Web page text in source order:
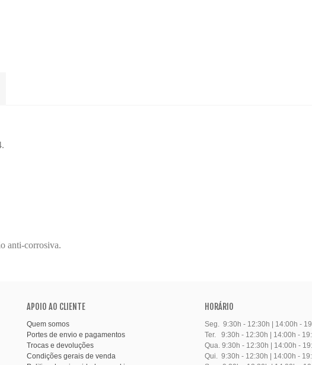
anti-corrosiva.
APOIO AO CLIENTE
Quem somos
Portes de envio e pagamentos
Trocas e devoluções
Condições gerais de venda
HORÁRIO
Seg. 9:30h - 12:30h | 14:00h -
Ter. 9:30h - 12:30h | 14:00h -
Qua. 9:30h - 12:30h | 14:00h -
Qui. 9:30h - 12:30h | 14:00h -